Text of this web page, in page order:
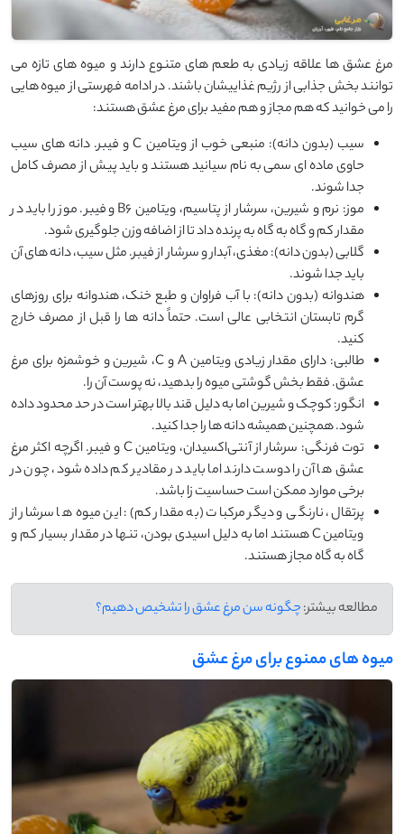
مرغ عشق ‌ها علاقه زیادی به طعم ‌های متنوع دارند و میوه ‌های تازه می‌
توانند بخش جذابی از رژیم غذاییشان باشند. در ادامه فهرستی از میوه‌ هایی
را می ‌خوانید که هم مجاز و هم مفید برای مرغ عشق هستند:
سیب (بدون دانه): منبعی خوب از ویتامین C و فیبر. دانه‌ های سیب
حاوی ماده‌ ای سمی به نام سیانید هستند و باید پیش از مصرف کامل
جدا شوند.
موز: نرم و شیرین، سرشار از پتاسیم، ویتامین B6 و فیبر. موز را باید در
مقدار کم و گاه ‌به ‌گاه به پرنده داد تا از اضافه ‌وزن جلوگیری شود.
گلابی (بدون دانه): مغذی، آبدار و سرشار از فیبر. مثل سیب، دانه‌ های آن
باید جدا شوند.
هندوانه (بدون دانه): با آب فراوان و طبع خنک، هندوانه برای روزهای
گرم تابستان انتخابی عالی است. حتماً دانه ‌ها را قبل از مصرف خارج
کنید.
طالبی: دارای مقدار زیادی ویتامین A و C، شیرین و خوشمزه برای مرغ
عشق. فقط بخش گوشتی میوه را بدهید، نه پوست آن را.
انگور: کوچک و شیرین اما به دلیل قند بالا بهتر است در حد محدود داده
شود. همچنین همیشه دانه‌ ها را جدا کنید.
توت فرنگی: سرشار از آنتی‌اکسیدان، ویتامین C و فیبر. اگرچه اکثر مرغ
عشق‌ ها آن را دوست دارند اما باید در مقادیر کم داده شود، چون در
برخی موارد ممکن است حساسیت ‌زا باشد.
پرتقال، نارنگی و دیگر مرکبات (به مقدار کم): این میوه‌ ها سرشار از
ویتامین C هستند اما به دلیل اسیدی بودن، تنها در مقدار بسیار کم و
گاه‌ به ‌گاه مجاز هستند.
مطالعه بیشتر:چگونه سن مرغ عشق را تشخیص دهیم؟
میوه‌ های ممنوع برای مرغ عشق